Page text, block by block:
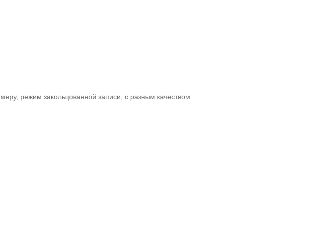
режим закольцованной записи, с разным качеством